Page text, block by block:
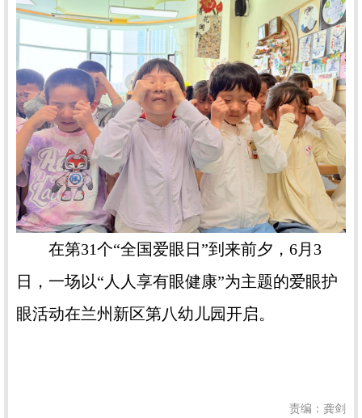
在第31个“全国爱眼日”到来前夕，6月3
日，一场以“人人享有眼健康”为主题的爱眼护
眼活动在兰州新区第八幼儿园开启。
责编：龚剑